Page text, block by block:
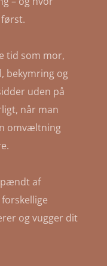
tid som mor,
bekymring og
uden på
når man
omvæltning
af
og vugger dit